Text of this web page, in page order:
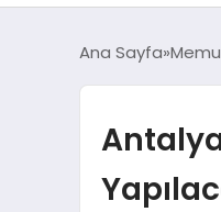
Ana Sayfa